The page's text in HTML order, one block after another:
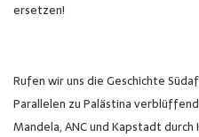
ersetzen!
Rufen wir uns die Geschichte
Parallelen zu Palästina
Mandela, ANC und Kapstadt durch